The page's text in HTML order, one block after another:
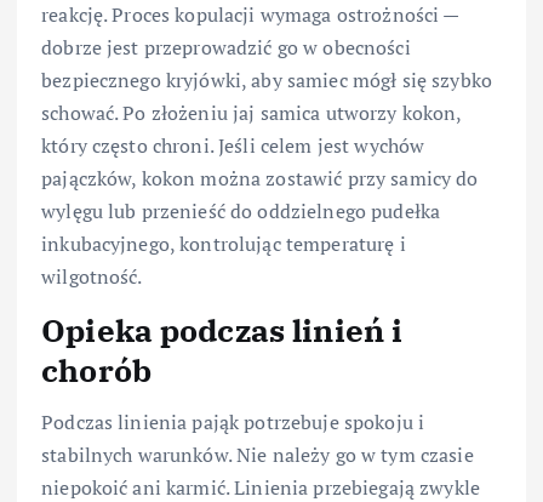
reakcję. Proces kopulacji wymaga ostrożności —
dobrze jest przeprowadzić go w obecności
bezpiecznego kryjówki, aby samiec mógł się szybko
schować. Po złożeniu jaj samica utworzy kokon,
który często chroni. Jeśli celem jest wychów
pajączków, kokon można zostawić przy samicy do
wylęgu lub przenieść do oddzielnego pudełka
inkubacyjnego, kontrolując temperaturę i
wilgotność.
Opieka podczas linień i
chorób
Podczas linienia pająk potrzebuje spokoju i
stabilnych warunków. Nie należy go w tym czasie
niepokoić ani karmić. Linienia przebiegają zwykle